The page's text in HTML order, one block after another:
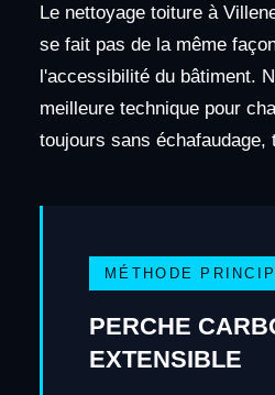
Le nettoyage toiture à
se fait pas de la même
l'accessibilité du bâtiment.
meilleure technique pour
toujours sans échafaudage,
MÉTHODE
PERCHE
EXTENSIBLE